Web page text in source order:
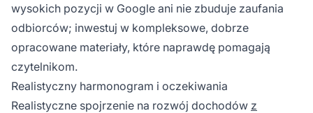
wysokich pozycji w Google ani nie zbuduje zaufania
odbiorców; inwestuj w kompleksowe, dobrze
opracowane materiały, które naprawdę pomagają
czytelnikom.
Realistyczny harmonogram i oczekiwania
Realistyczne spojrzenie na rozwój dochodów z